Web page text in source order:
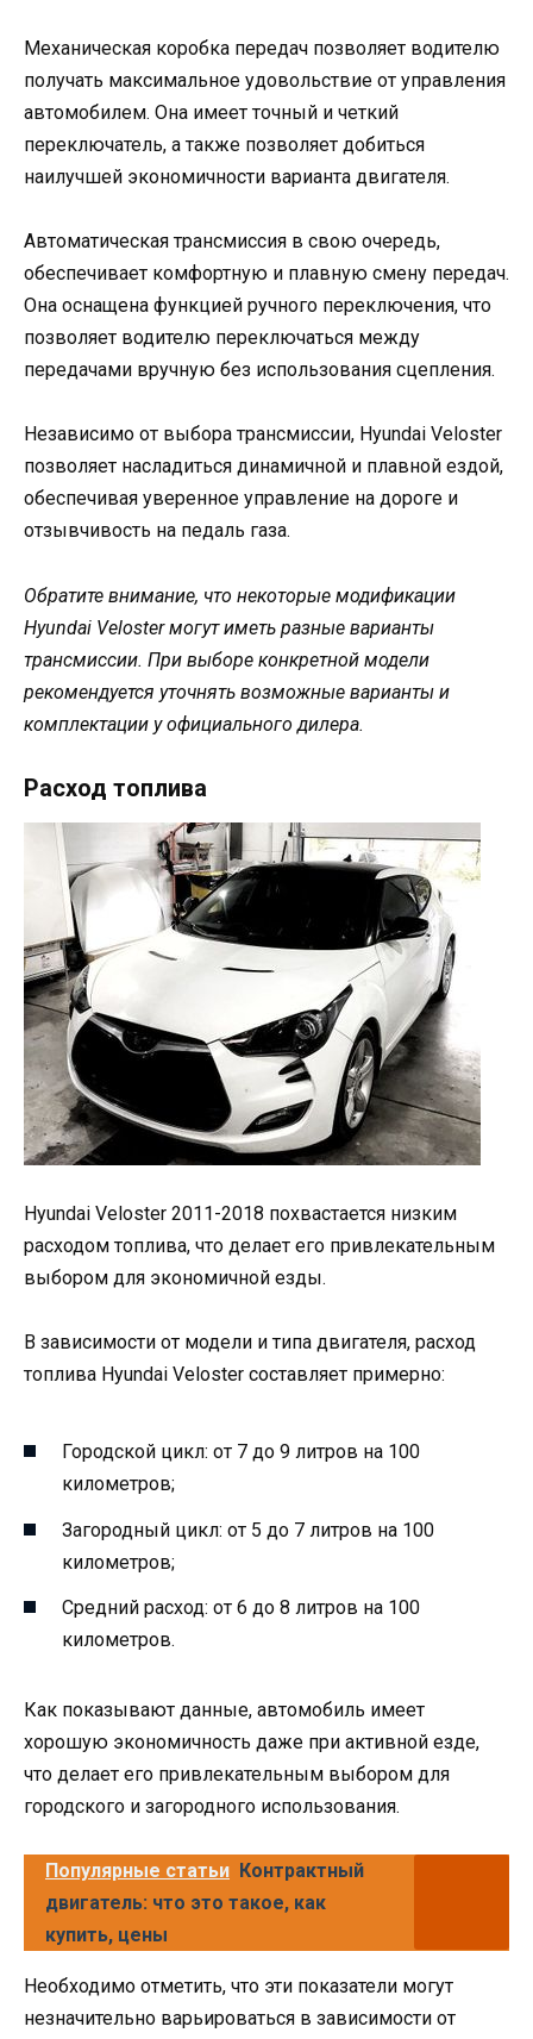
Механическая коробка передач позволяет водителю
получать максимальное удовольствие от управления
автомобилем. Она имеет точный и четкий
переключатель, а также позволяет добиться
наилучшей экономичности варианта двигателя.
Автоматическая трансмиссия в свою очередь,
обеспечивает комфортную и плавную смену передач.
Она оснащена функцией ручного переключения, что
позволяет водителю переключаться между
передачами вручную без использования сцепления.
Независимо от выбора трансмиссии, Hyundai Veloster
позволяет насладиться динамичной и плавной ездой,
обеспечивая уверенное управление на дороге и
отзывчивость на педаль газа.
Обратите внимание, что некоторые модификации
Hyundai Veloster могут иметь разные варианты
трансмиссии. При выборе конкретной модели
рекомендуется уточнять возможные варианты и
комплектации у официального дилера.
Расход топлива
Hyundai Veloster 2011-2018 похвастается низким
расходом топлива, что делает его привлекательным
выбором для экономичной езды.
В зависимости от модели и типа двигателя, расход
топлива Hyundai Veloster составляет примерно:
Городской цикл: от 7 до 9 литров на 100
километров;
Загородный цикл: от 5 до 7 литров на 100
километров;
Средний расход: от 6 до 8 литров на 100
километров.
Как показывают данные, автомобиль имеет
хорошую экономичность даже при активной езде,
что делает его привлекательным выбором для
городского и загородного использования.
Популярные статьи Контрактный
двигатель: что это такое, как
купить, цены
Необходимо отметить, что эти показатели могут
незначительно варьироваться в зависимости от